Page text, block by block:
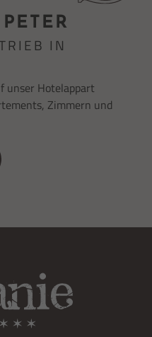
IN
unser Hotelappart
Zimmern und